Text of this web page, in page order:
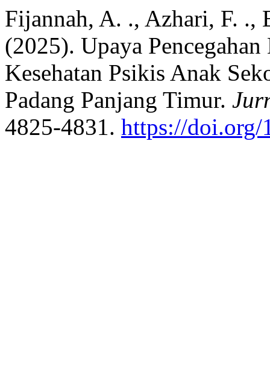
Fijannah, A. ., Azhari, F. .,
(2025). Upaya
Kesehatan Psikis Anak
Padang Panjang Timur.
4825-4831. https://doi.org/